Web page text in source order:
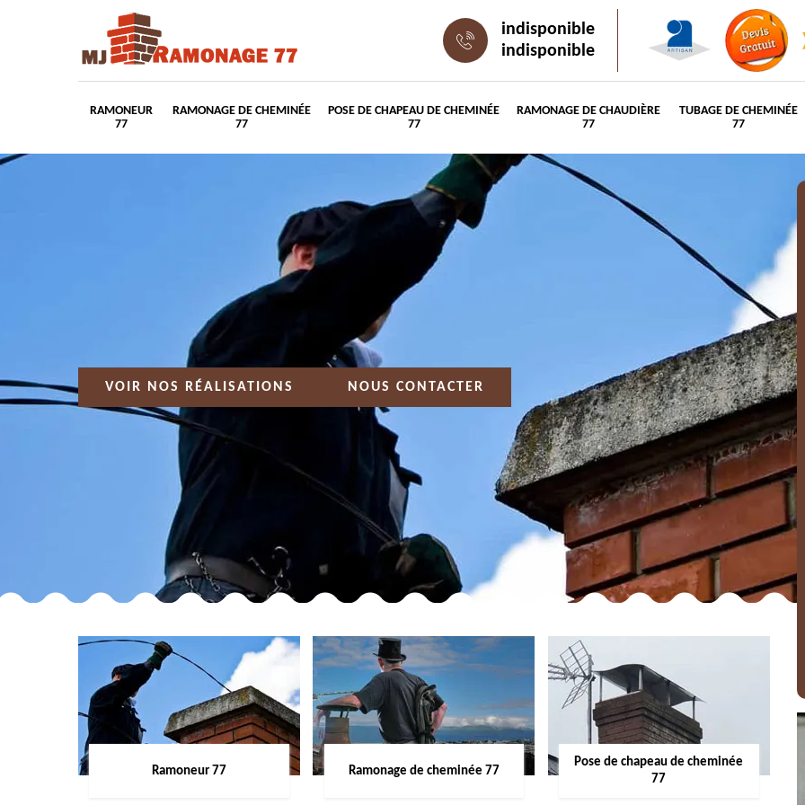
indisponible
indisponible
RAMONEUR
77
RAMONAGE DE CHEMINÉE
77
POSE DE CHAPEAU DE CHEMINÉE
77
RAMONAGE DE CHAUDIÈRE
77
TUBAGE DE CHEMINÉE
77
VOIR NOS RÉALISATIONS NOUS CONTACTER
Ramoneur 77 Ramonage de cheminée 77
Pose de chapeau de cheminée
77